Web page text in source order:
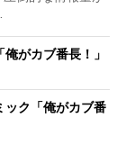
がカブ番長！」
ク「俺がカブ番